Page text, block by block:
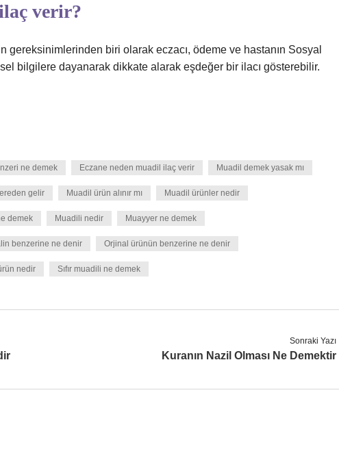
verir?
gereksinimlerinden biri olarak eczacı, ödeme ve hastanın Sosyal
bilgilere dayanarak dikkate alarak eşdeğer bir ilacı gösterebilir.
ne demek Eczane neden muadil ilaç verir Muadil demek yasak mı
gelir Muadil ürün alınır mı Muadil ürünler nedir
demek Muadili nedir Muayyer ne demek
benzerine ne denir Orjinal ürünün benzerine ne denir
nedir Sıfır muadili ne demek
Sonraki Yazı
Kuranın Nazil Olması Ne Demektir